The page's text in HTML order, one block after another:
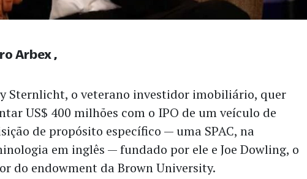
Sternlicht, o veterano investidor imobiliário, quer
US$ 400 milhões com o IPO de um veículo de
de propósito específico — uma SPAC, na
em inglês — fundado por ele e Joe Dowling, o
do endowment da Brown University.
Arbex